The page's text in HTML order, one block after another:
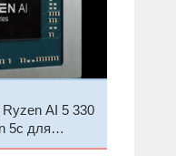
AI 5 330
5c для
с ИИ